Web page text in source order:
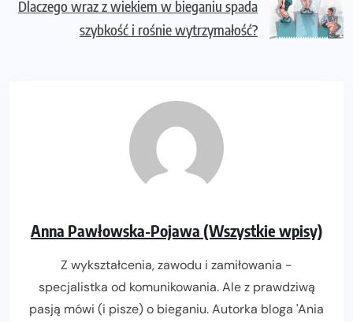
Dlaczego wraz z wiekiem w bieganiu spada
szybkość i rośnie wytrzymałość?
Anna Pawłowska-Pojawa (Wszystkie wpisy)
Z wykształcenia, zawodu i zamiłowania -
specjalistka od komunikowania. Ale z prawdziwą
pasją mówi (i pisze) o bieganiu. Autorka bloga 'Ania